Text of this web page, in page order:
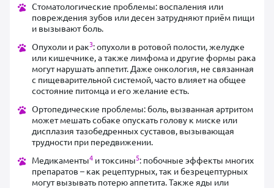
Стоматологические проблемы: воспаления или
повреждения зубов или десен затрудняют приём пищи
и вызывают боль.
Опухоли и рак3: опухоли в ротовой полости, желудке
или кишечнике, а также лимфома и другие формы рака
могут нарушать аппетит. Даже онкология, не связанная
с пищеварительной системой, часто влияет на общее
состояние питомца и его желание есть.
Ортопедические проблемы: боль, вызванная артритом
может мешать собаке опускать голову к миске или
дисплазия тазобедренных суставов, вызывающая
трудности при передвижении.
Медикаменты4 и токсины5: побочные эффекты многих
препаратов – как рецептурных, так и безрецептурных
могут вызывать потерю аппетита. Также яды или